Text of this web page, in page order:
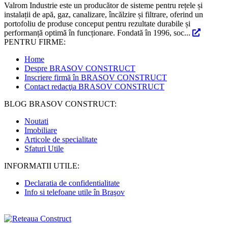
Valrom Industrie este un producător de sisteme pentru rețele și
instalații de apă, gaz, canalizare, încălzire și filtrare, oferind un
portofoliu de produse conceput pentru rezultate durabile și
performanță optimă în funcționare. Fondată în 1996, soc...
PENTRU FIRME:
Home
Despre BRASOV CONSTRUCT
Inscriere firmă în BRASOV CONSTRUCT
Contact redacţia BRASOV CONSTRUCT
BLOG BRASOV CONSTRUCT:
Noutati
Imobiliare
Articole de specialitate
Sfaturi Utile
INFORMATII UTILE:
Declaratia de confidentialitate
Info si telefoane utile în Braşov